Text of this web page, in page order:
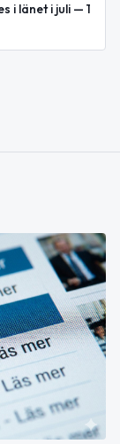
i länet i juli — 1